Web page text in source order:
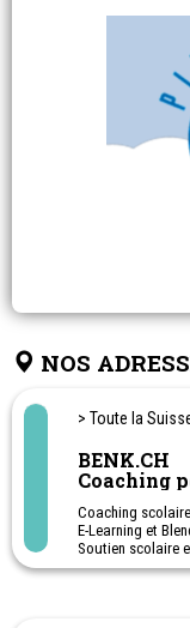
NOS
> Toute la
BENK.CH
Coaching
en ligne
Coaching
E-Learning et
Soutien scolaire
Soutien scolaire